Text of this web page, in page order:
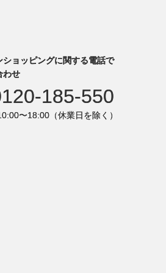
ショッピングに関する電話で
わせ
185-550
〜18:00（休業日を除く）